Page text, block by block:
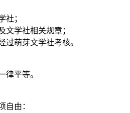
社；
文学社相关规章；
过萌芽文学社考核。
律平等。
自由：